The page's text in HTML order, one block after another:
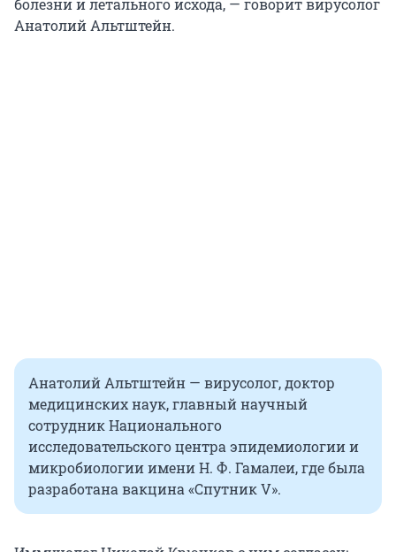
болезни и летального исхода, — говорит вирусолог
Анатолий Альтштейн.
Анатолий Альтштейн — вирусолог, доктор
медицинских наук, главный научный
сотрудник Национального
исследовательского центра эпидемиологии и
микробиологии имени Н. Ф. Гамалеи, где была
разработана вакцина «Спутник V».